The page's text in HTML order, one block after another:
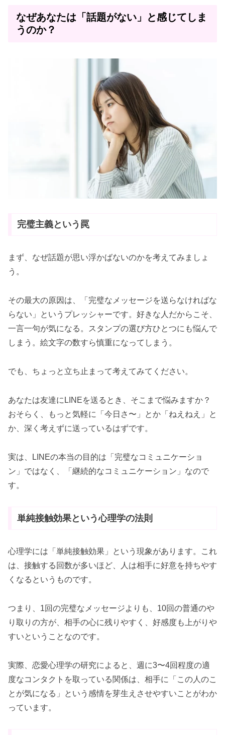
なぜあなたは「話題がない」と感じてしま
うのか？
完璧主義という罠
まず、なぜ話題が思い浮かばないのかを考えてみましょ
う。
その最大の原因は、「完璧なメッセージを送らなければな
らない」というプレッシャーです。好きな人だからこそ、
一言一句が気になる。スタンプの選び方ひとつにも悩んで
しまう。絵文字の数すら慎重になってしまう。
でも、ちょっと立ち止まって考えてみてください。
あなたは友達にLINEを送るとき、そこまで悩みますか？
おそらく、もっと気軽に「今日さ〜」とか「ねえねえ」と
か、深く考えずに送っているはずです。
実は、LINEの本当の目的は「完璧なコミュニケーショ
ン」ではなく、「継続的なコミュニケーション」なので
す。
単純接触効果という心理学の法則
心理学には「単純接触効果」という現象があります。これ
は、接触する回数が多いほど、人は相手に好意を持ちやす
くなるというものです。
つまり、1回の完璧なメッセージよりも、10回の普通のや
り取りの方が、相手の心に残りやすく、好感度も上がりや
すいということなのです。
実際、恋愛心理学の研究によると、週に3〜4回程度の適
度なコンタクトを取っている関係は、相手に「この人のこ
とが気になる」という感情を芽生えさせやすいことがわか
っています。